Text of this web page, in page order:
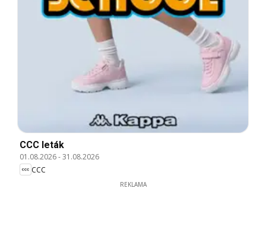
CCC leták
01.08.2026-31.08.2026
CCC
REKLAMA